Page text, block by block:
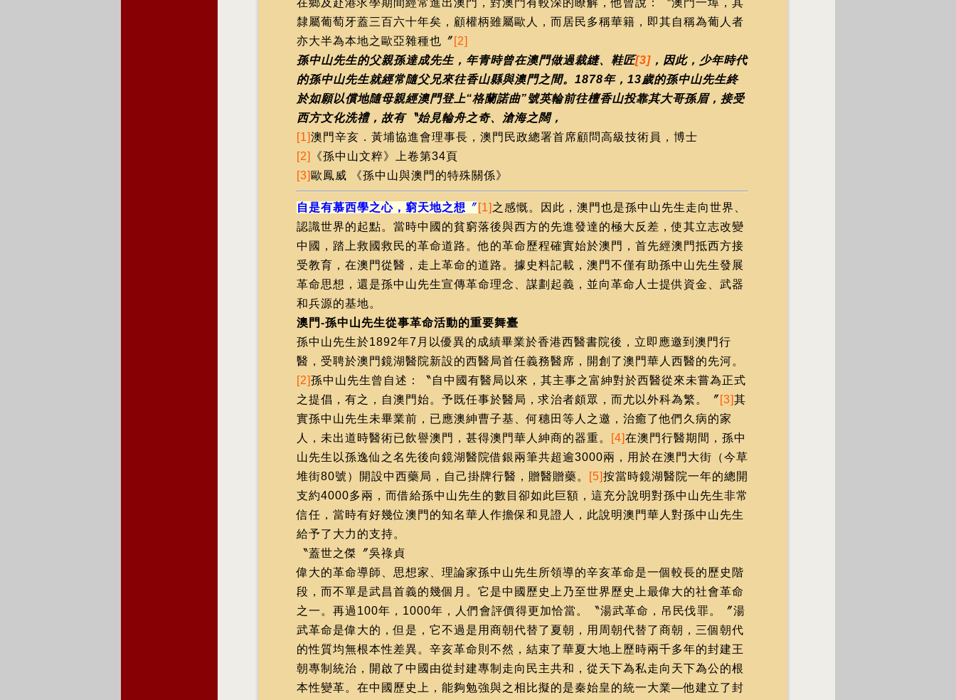
在鄉及赴港求學期間經常進出澳門，對澳門有較深的瞭解，他曾說：〝澳門一埠，其
隸屬葡萄牙蓋三百六十年矣，顧權柄雖屬歐人，而居民多稱華籍，即其自稱為葡人者
亦大半為本地之歐亞雜種也〞 [2]
孫中山先生的父親孫達成先生，年青時曾在澳門做過裁縫、鞋匠[3] ，因此，少年時代
的孫中山先生就經常隨父兄來往香山縣與澳門之間。1878年，13歲的孫中山先生終
於如願以償地隨母親經澳門登上“格蘭諾曲”號英輪前往檀香山投靠其大哥孫眉，接受
西方文化洗禮，故有〝始見輪舟之奇、滄海之闊，
[1]澳門辛亥．黃埔協進會理事長，澳門民政總署首席顧問高級技術員，博士
[2]
《孫中山文粹》上卷第34頁
[3] 歐鳳威 《孫中山與澳門的特殊關係》
自是有慕西學之心，窮天地之想 〞 [1] 之感慨。因此，澳門也是孫中山先生走向世界、
認識世界的起點。當時中國的貧窮落後與西方的先進發達的極大反差，使其立志改變
中國，踏上救國救民的革命道路。他的革命歷程確實始於澳門，首先經澳門抵西方接
受教育，在澳門從醫，走上革命的道路。據史料記載，澳門不僅有助孫中山先生發展
革命思想，還是孫中山先生宣傳革命理念、謀劃起義，並向革命人士提供資金、武器
和兵源的基地。
澳門-孫中山先生從事革命活動的重要舞臺
孫中山先生於1892年7月以優異的成績畢業於香港西醫書院後，立即應邀到澳門行
醫，受聘於澳門鏡湖醫院新設的西醫局首任義務醫席，開創了澳門華人西醫的先河。
[2]孫中山先生曾自述：〝自中國有醫局以來，其主事之富紳對於西醫從來未嘗為正式
之提倡，有之，自澳門始。予既任事於醫局，求治者頗眾，而尤以外科為繁。〞 [3]其
實孫中山先生未畢業前，已應澳紳曹子基、何穗田等人之邀，治癒了他們久病的家
人，未出道時醫術已飲譽澳門，甚得澳門華人紳商的器重。
[4]在澳門行醫期間，孫中
山先生以孫逸仙之名先後向鏡湖醫院借銀兩筆共超逾3000兩，用於在澳門大街（今草
堆街80號）開設中西藥局，自己掛牌行醫，贈醫贈藥。
[5]按當時鏡湖醫院一年的總開
支約4000多兩，而借給孫中山先生的數目卻如此巨額，這充分說明對孫中山先生非常
信任，當時有好幾位澳門的知名華人作擔保和見證人，此說明澳門華人對孫中山先生
給予了大力的支持。
〝蓋世之傑〞吳祿貞
偉大的革命導師、思想家、理論家孫中山先生所領導的辛亥革命是一個較長的歷史階
段，而不單是武昌首義的幾個月。它是中國歷史上乃至世界歷史上最偉大的社會革命
之一。再過100年，1000年，人們會評價得更加恰當。〝湯武革命，吊民伐罪。〞湯
武革命是偉大的，但是，它不過是用商朝代替了夏朝，用周朝代替了商朝，三個朝代
的性質均無根本性差異。辛亥革命則不然，結束了華夏大地上歷時兩千多年的封建王
朝專制統治，開啟了中國由從封建專制走向民主共和，從天下為私走向天下為公的根
本性變革。在中國歷史上，能夠勉強與之相比擬的是秦始皇的統一大業—他建立了封